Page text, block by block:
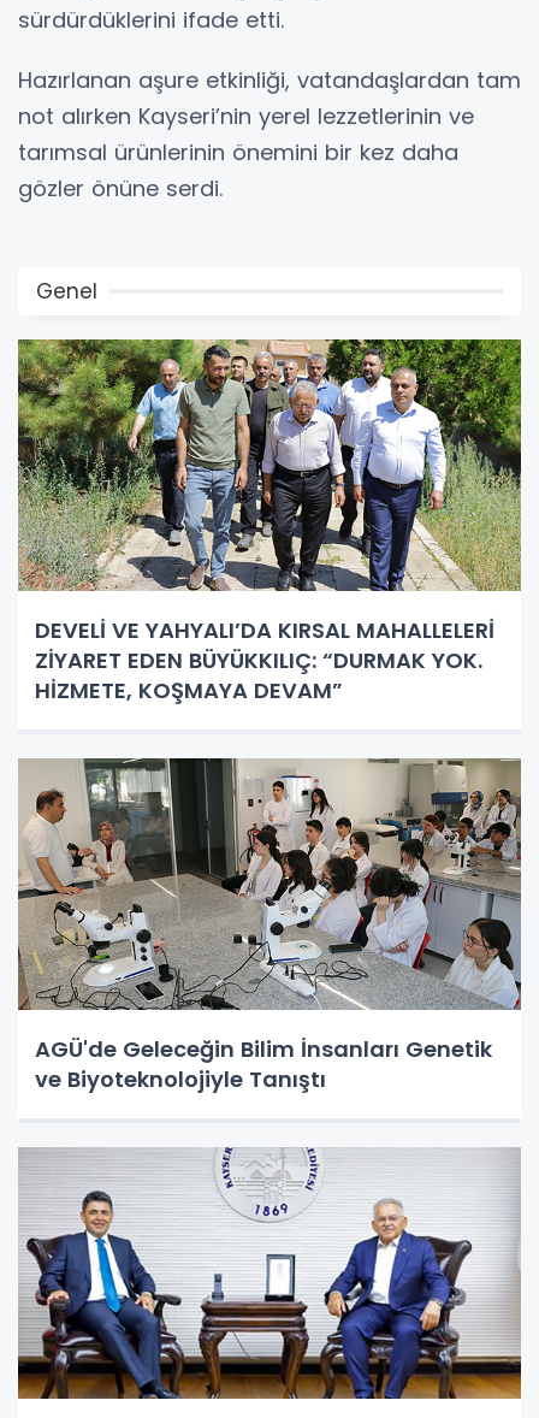
sürdürdüklerini ifade etti.
Hazırlanan aşure etkinliği, vatandaşlardan tam
not alırken Kayseri’nin yerel lezzetlerinin ve
tarımsal ürünlerinin önemini bir kez daha
gözler önüne serdi.
Genel
DEVELİ VE YAHYALI’DA KIRSAL MAHALLELERİ
ZİYARET EDEN BÜYÜKKILIÇ: “DURMAK YOK.
HİZMETE, KOŞMAYA DEVAM”
AGÜ'de Geleceğin Bilim İnsanları Genetik
ve Biyoteknolojiyle Tanıştı